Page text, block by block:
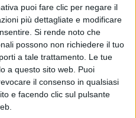
puoi fare clic per negare il
più dettagliate e modificare
Si rende noto che
possono non richiedere il tuo
a tale trattamento. Le tue
a questo sito web. Puoi
il consenso in qualsiasi
e facendo clic sul pulsante